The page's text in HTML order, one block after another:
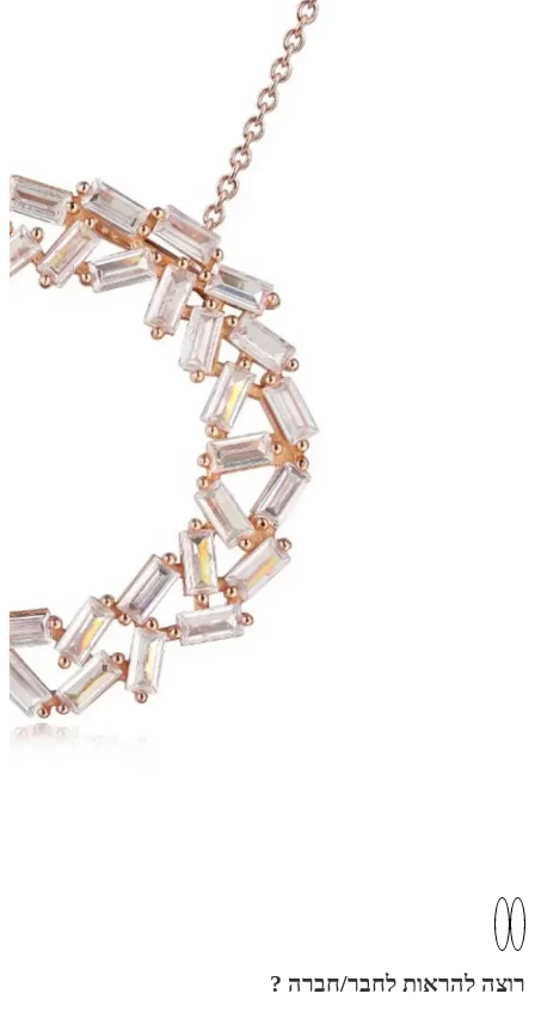
רוצה להראות לחבר/חברה ?